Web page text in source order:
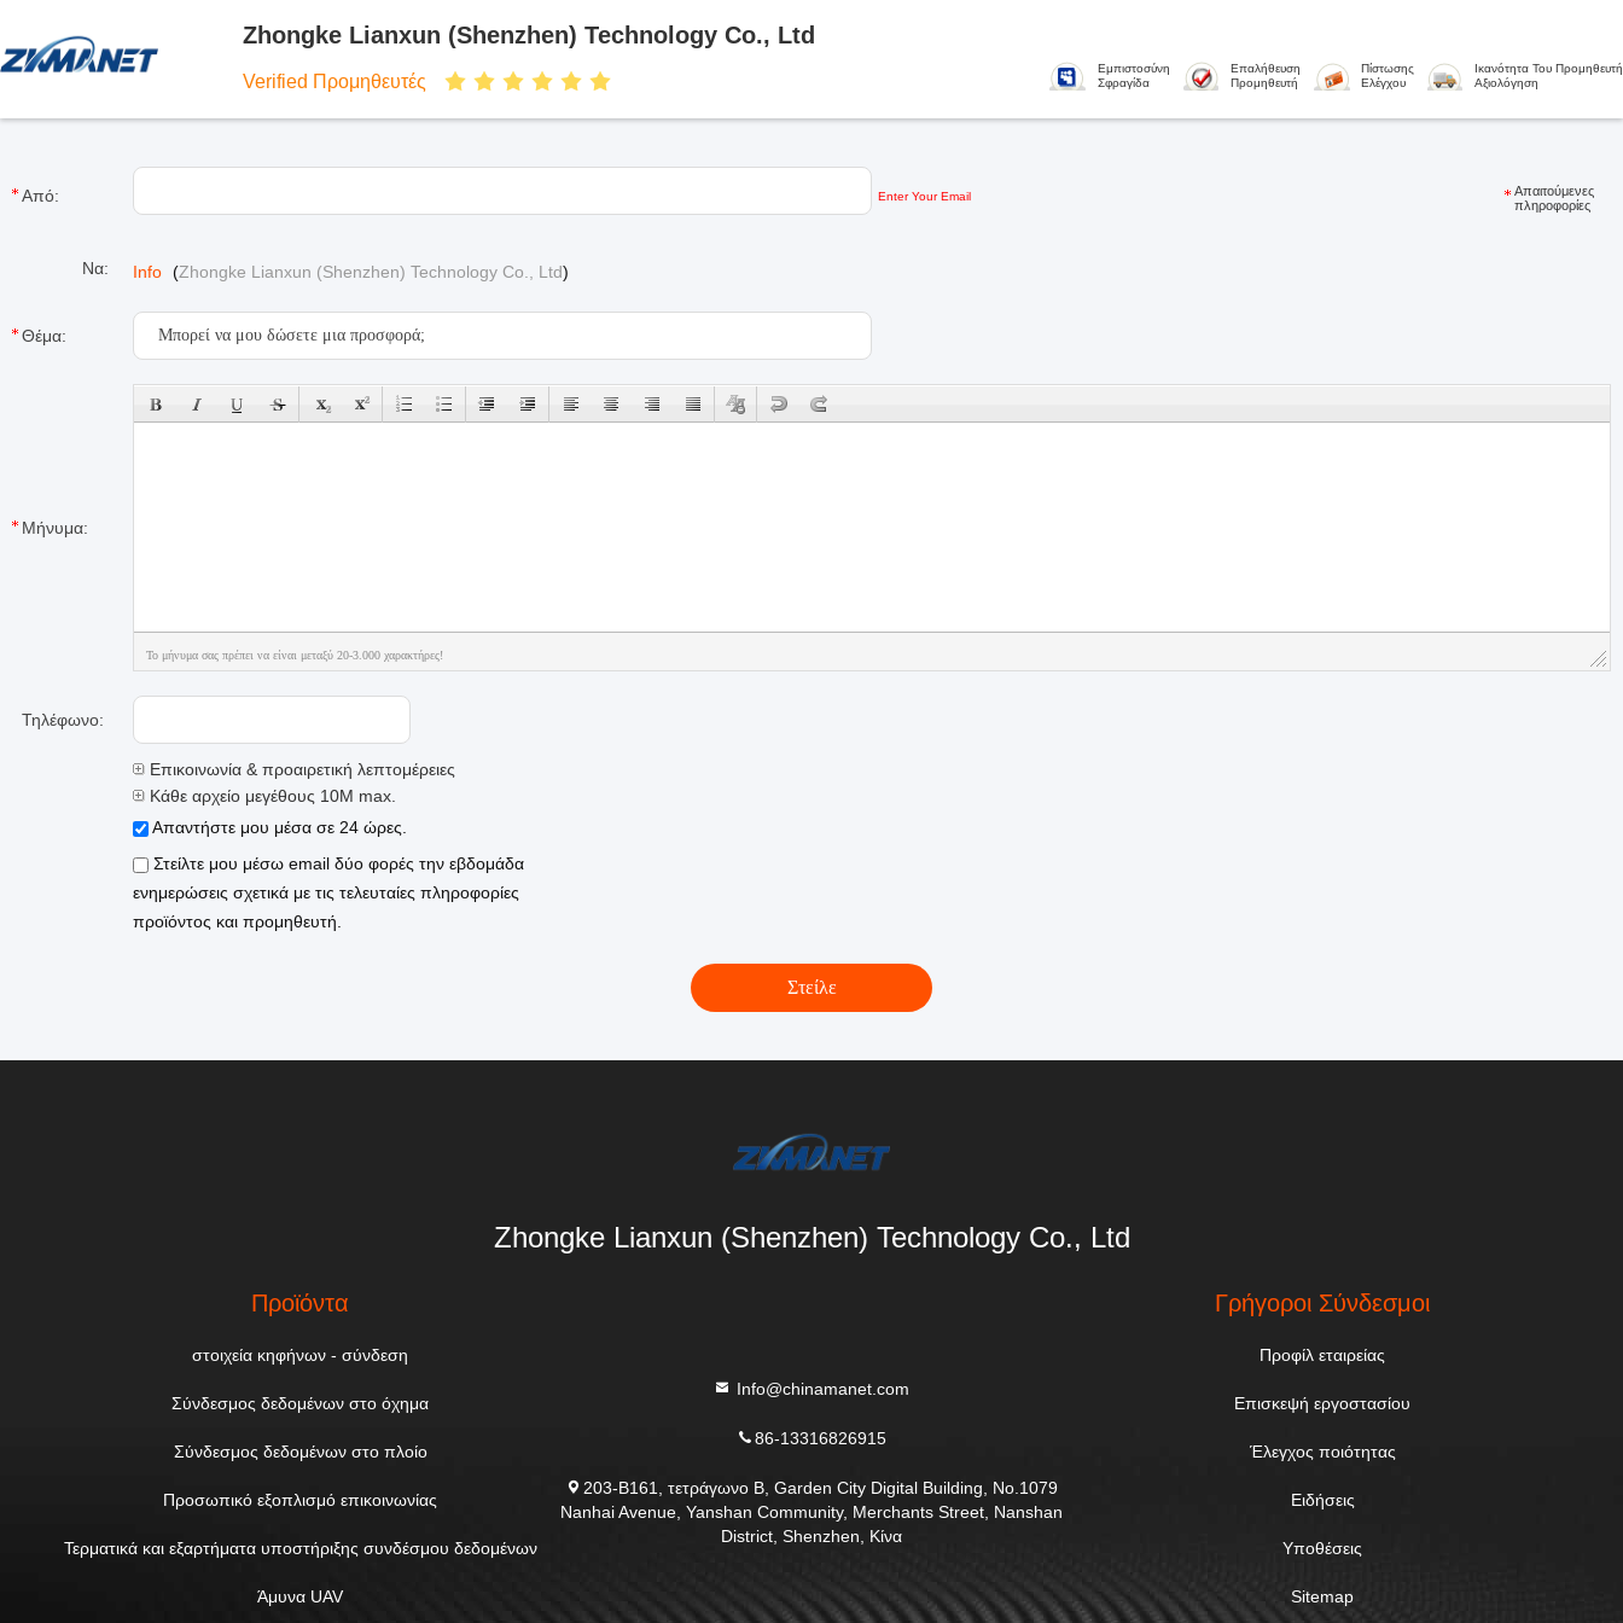
Zhongke Lianxun (Shenzhen) Technology Co., Ltd
Verified Προμηθευτές
Εμπιστοσύνη
Σφραγίδα
Επαλήθευση
Προμηθευτή
Πίστωσης
Ελέγχου
Ικανότητα Του Προμηθευτή
Αξιολόγηση
Από: Enter Your Email
Απαιτούμενες
πληροφορίες
Να: Info (Zhongke Lianxun (Shenzhen) Technology Co., Ltd)
Θέμα:
Μήνυμα:
Το μήνυμα σας πρέπει να είναι μεταξύ 20-3.000 χαρακτήρες!
Τηλέφωνο:
Επικοινωνία & προαιρετική λεπτομέρειες
Κάθε αρχείο μεγέθους 10M max.
Απαντήστε μου μέσα σε 24 ώρες.
Στείλτε μου μέσω email δύο φορές την εβδομάδα
ενημερώσεις σχετικά με τις τελευταίες πληροφορίες
προϊόντος και προμηθευτή.
Zhongke Lianxun (Shenzhen) Technology Co., Ltd
Προϊόντα
στοιχεία κηφήνων - σύνδεση
Σύνδεσμος δεδομένων στο όχημα
Σύνδεσμος δεδομένων στο πλοίο
Προσωπικό εξοπλισμό επικοινωνίας
Τερματικά και εξαρτήματα υποστήριξης συνδέσμου δεδομένων
Άμυνα UAV
Info@chinamanet.com
86-13316826915
203-Β161, τετράγωνο Β, Garden City Digital Building, No.1079
Nanhai Avenue, Yanshan Community, Merchants Street, Nanshan
District, Shenzhen, Κίνα
Γρήγοροι Σύνδεσμοι
Προφίλ εταιρείας
Επισκεψή εργοστασίου
Έλεγχος ποιότητας
Ειδήσεις
Υποθέσεις
Sitemap